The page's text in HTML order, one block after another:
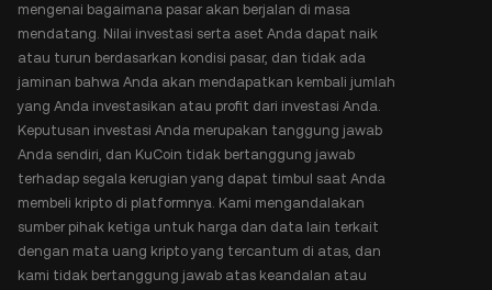
mengenai bagaimana pasar akan berjalan di masa
mendatang. Nilai investasi serta aset Anda dapat naik
atau turun berdasarkan kondisi pasar, dan tidak ada
jaminan bahwa Anda akan mendapatkan kembali jumlah
yang Anda investasikan atau profit dari investasi Anda.
Keputusan investasi Anda merupakan tanggung jawab
Anda sendiri, dan KuCoin tidak bertanggung jawab
terhadap segala kerugian yang dapat timbul saat Anda
membeli kripto di platformnya. Kami mengandalakan
sumber pihak ketiga untuk harga dan data lain terkait
dengan mata uang kripto yang tercantum di atas, dan
kami tidak bertanggung jawab atas keandalan atau